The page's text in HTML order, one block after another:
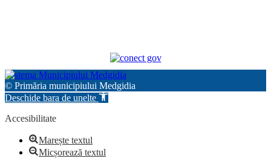
© Primăria municipiului Medgidia
Deschide bara de unelte
Accesibilitate
Marește textul
Micșorează textul